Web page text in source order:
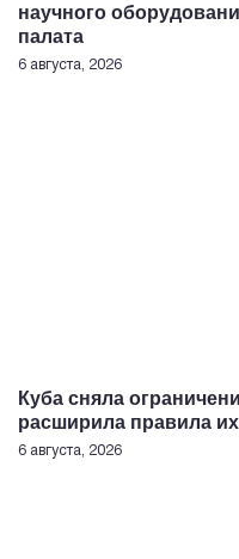
научного
палата
6 августа, 2026
Куба сняла
расширила правила
6 августа, 2026